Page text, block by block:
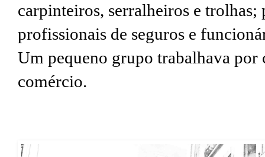
carpinteiros, serralheiros e trolhas;
profissionais de seguros e
Um pequeno grupo trabalhava
comércio.